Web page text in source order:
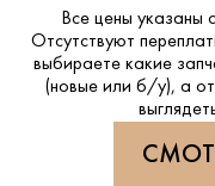
Все цены указаны
Отсутствуют
выбираете какие
(новые или б/у), а